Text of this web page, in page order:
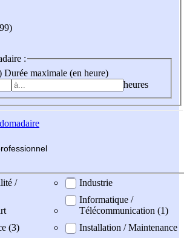
:
Durée maximale (en heure)
heures
fessionnel
/
(3)
Industrie
Informatique /
Télécommunication (1)
Installation / Maintenance